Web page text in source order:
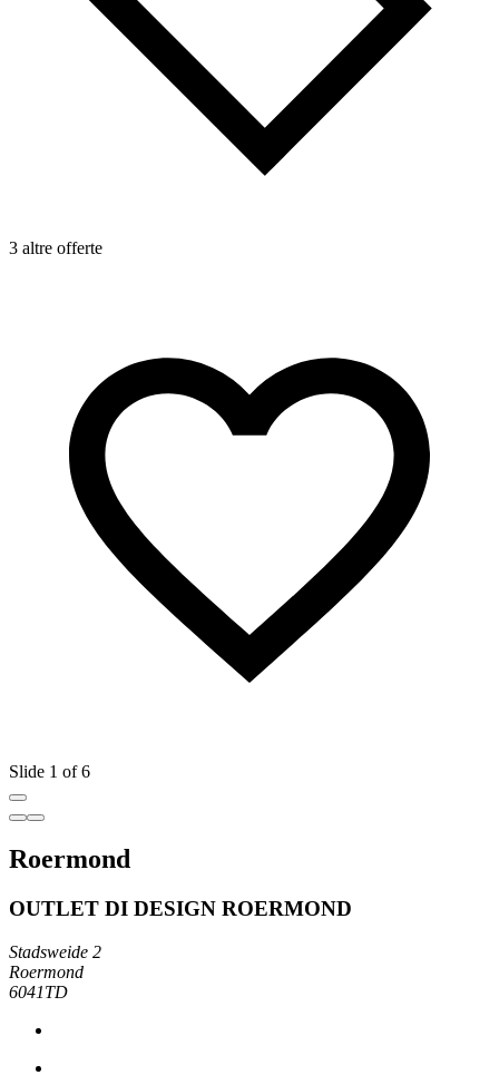
3 altre offerte
Slide 1 of 6
Roermond
OUTLET DI DESIGN ROERMOND
Stadsweide 2
Roermond
6041TD